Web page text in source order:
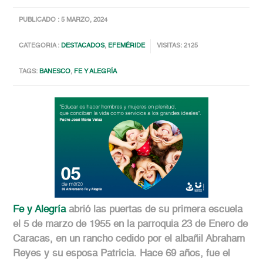
PUBLICADO : 5 MARZO, 2024
CATEGORIA :DESTACADOS, EFEMÉRIDE VISITAS: 2125
TAGS:BANESCO, FE Y ALEGRÍA
Fe y Alegríaabrió las puertas de su primera escuela
el 5 de marzo de 1955 en la parroquia 23 de Enero de
Caracas, en un rancho cedido por el albañil Abraham
Reyes y su esposa Patricia. Hace 69 años, fue el